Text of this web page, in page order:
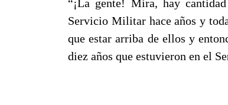
“¡La gente! Mira, hay
Servicio Militar hace años y
que estar arriba de ellos y
diez años que estuvieron en el